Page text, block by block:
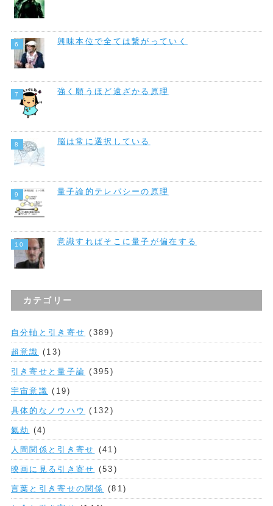
興味本位で全ては繋がっていく
強く願うほど遠ざかる原理
脳は常に選択している
量子論的テレパシーの原理
意識すればそこに量子が偏在する
カテゴリー
自分軸と引き寄せ (389)
超意識 (13)
引き寄せと量子論 (395)
宇宙意識 (19)
具体的なノウハウ (132)
氣劫 (4)
人間関係と引き寄せ (41)
映画に見る引き寄せ (53)
言葉と引き寄せの関係 (81)